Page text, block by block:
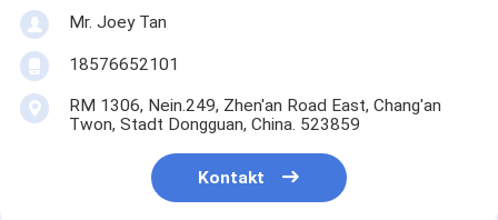
Mr. Joey Tan
18576652101
RM 1306, Nein.249, Zhen'an Road East, Chang'an
Twon, Stadt Dongguan, China. 523859
Kontakt